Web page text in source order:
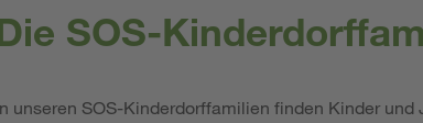
SOS-
unseren SOS-Kinderdorffamilien finden Kinder